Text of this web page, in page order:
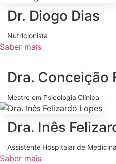
Dr. Diogo Dias
Nutricionista
Saber mais
Dra. Conceição
Mestre em Psicologia Clínica
Dra. Inês
Assistente Hospitalar de
Saber mais